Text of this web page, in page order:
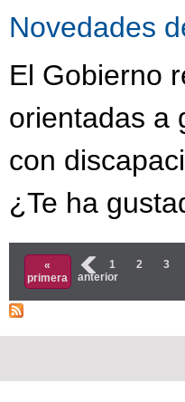
Novedades
El Gobierno
orientadas a
con
¿Te ha
Páginas
«
primera
‹
anterior
1 2 3